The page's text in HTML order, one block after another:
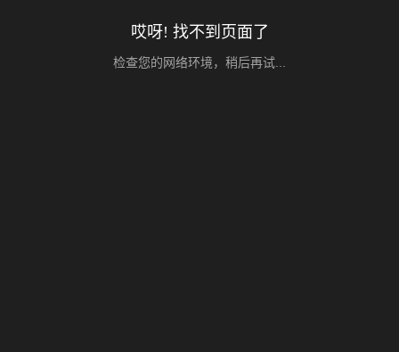
哎呀! 找不到页面了
检查您的网络环境，稍后再试...